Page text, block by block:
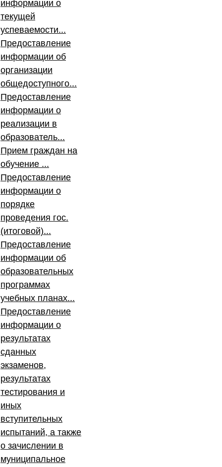
информации о
текущей
успеваемости...
Предоставление
информации об
организации
общедоступного...
Предоставление
информации о
реализации в
образователь...
Прием граждан на
обучение ...
Предоставление
информации о
порядке
проведения гос.
(итоговой)...
Предоставление
информации об
образовательных
программах
учебных планах...
Предоставление
информации о
результатах
сданных
экзаменов,
результатах
тестирования и
иных
вступительных
испытаний, а также
о зачислении в
муниципальное